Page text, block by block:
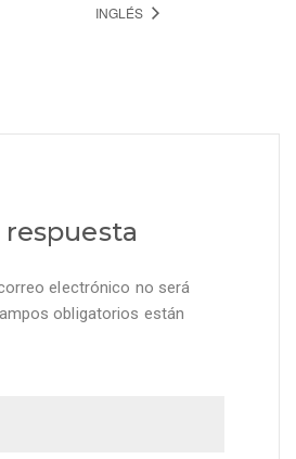
INGLÉS
respuesta
electrónico no será
obligatorios están